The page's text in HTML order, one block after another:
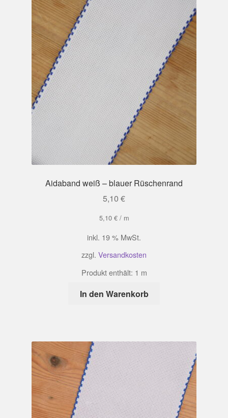
Aidaband weiß – blauer Rüschenrand
5,10 €
5,10 €/ m
inkl. 19 % MwSt.
zzgl. Versandkosten
Produkt enthält: 1 m
In den Warenkorb